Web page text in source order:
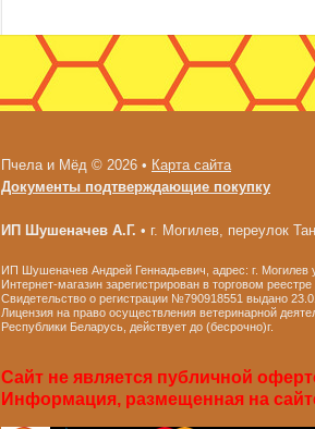
Пчела и Мёд © 2026 • Карта сайта
Документы подтверждающие покупку
ИП Шушеначев А.Г. • г. Могилев, переулок
ИП Шушеначев Андрей Геннадьевич, адрес: г. Могилев
Интернет-магазин зарегистрирован в торговом
Свидетельство о регистрации №790918551 выдано
Лицензия на право осуществления ветеринарной
Республики Беларусь, действует до (бесрочно)г.
Сайт не является публичной
Информация, размещенная на